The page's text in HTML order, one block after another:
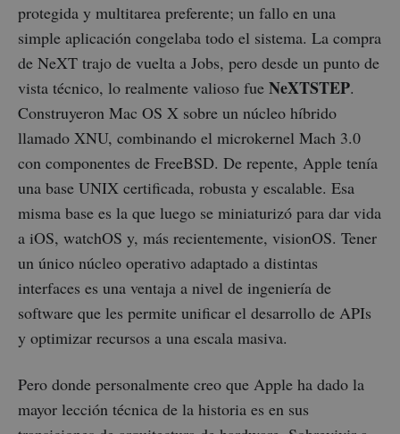
protegida y multitarea preferente; un fallo en una
simple aplicación congelaba todo el sistema. La compra
de NeXT trajo de vuelta a Jobs, pero desde un punto de
vista técnico, lo realmente valioso fue NeXTSTEP.
Construyeron Mac OS X sobre un núcleo híbrido
llamado XNU, combinando el microkernel Mach 3.0
con componentes de FreeBSD. De repente, Apple tenía
una base UNIX certificada, robusta y escalable. Esa
misma base es la que luego se miniaturizó para dar vida
a iOS, watchOS y, más recientemente, visionOS. Tener
un único núcleo operativo adaptado a distintas
interfaces es una ventaja a nivel de ingeniería de
software que les permite unificar el desarrollo de APIs
y optimizar recursos a una escala masiva.
Pero donde personalmente creo que Apple ha dado la
mayor lección técnica de la historia es en sus